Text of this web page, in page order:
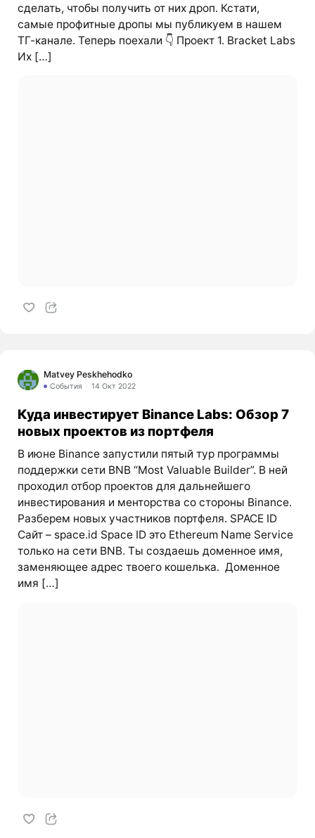
сделать, чтобы получить от них дроп. Кстати,
самые профитные дропы мы публикуем в нашем
ТГ-канале. Теперь поехали 👇 Проект 1. Bracket Labs
Их […]
Matvey Peskhehodko
События 14 Окт 2022
Куда инвестирует Binance Labs: Обзор 7
новых проектов из портфеля
В июне Binance запустили пятый тур программы
поддержки сети BNB “Most Valuable Builder”. В ней
проходил отбор проектов для дальнейшего
инвестирования и менторства со стороны Binance.
Разберем новых участников портфеля. SPACE ID
Сайт – space.id Space ID это Ethereum Name Service
только на сети BNB. Ты создаешь доменное имя,
заменяющее адрес твоего кошелька. Доменное
имя […]